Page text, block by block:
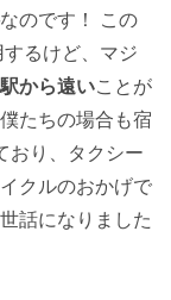
なのです！ この
るけど、マジ
から遠いことが
たちの場合も宿
おり、タクシー
クルのおかげで
話になりました